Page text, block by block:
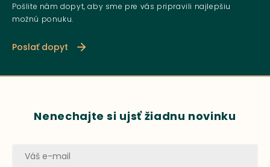
Pošlite nám dopyt, aby sme pre vás pripravili najlepšiu
možnú ponuku.
Poslať dopyt
Nenechajte si ujsť žiadnu novinku